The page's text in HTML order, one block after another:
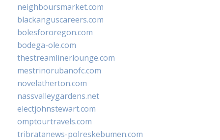
neighboursmarket.com
blackanguscareers.com
bolesfororegon.com
bodega-ole.com
thestreamlinerlounge.com
mestrinorubanofc.com
novelatherton.com
nassvalleygardens.net
electjohnstewart.com
omptourtravels.com
tribratanews-polreskebumen.com